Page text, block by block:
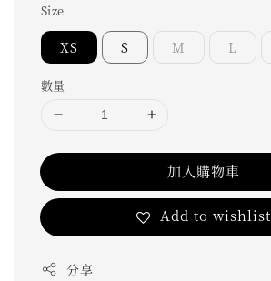
Size
XS S M L
數量
加入購物車
Add to wishlist
分享